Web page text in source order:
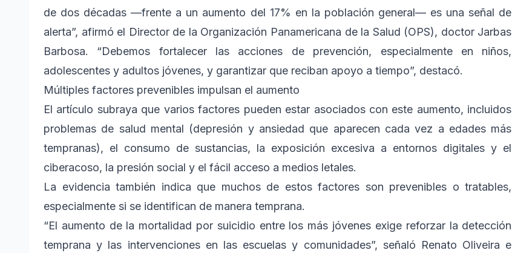
de dos décadas —frente a un aumento del 17% en la población general— es una señal de
alerta”, afirmó el Director de la Organización Panamericana de la Salud (OPS), doctor Jarbas
Barbosa. “Debemos fortalecer las acciones de prevención, especialmente en niños,
adolescentes y adultos jóvenes, y garantizar que reciban apoyo a tiempo”, destacó.
Múltiples factores prevenibles impulsan el aumento
El artículo subraya que varios factores pueden estar asociados con este aumento, incluidos
problemas de salud mental (depresión y ansiedad que aparecen cada vez a edades más
tempranas), el consumo de sustancias, la exposición excesiva a entornos digitales y el
ciberacoso, la presión social y el fácil acceso a medios letales.
La evidencia también indica que muchos de estos factores son prevenibles o tratables,
especialmente si se identifican de manera temprana.
“El aumento de la mortalidad por suicidio entre los más jóvenes exige reforzar la detección
temprana y las intervenciones en las escuelas y comunidades”, señaló Renato Oliveira e